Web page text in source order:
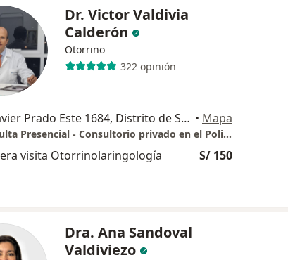
Dr. Victor Valdivia
Calderón
Otorrino
322 opinión
Av. Javier Prado Este 1684, Distrito de San Isidro, consultorio 706, Lima • Mapa
Consulta Presencial - Consultorio privado en el Policlínico San Isidro
visita Otorrinolaringología S/ 150
Dra. Ana Sandoval
Valdiviezo